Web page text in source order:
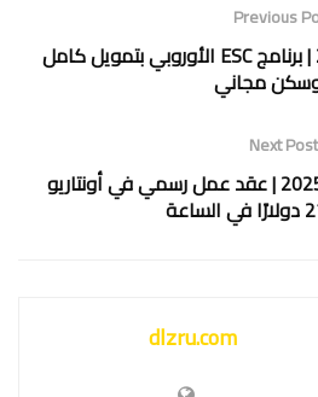
Previous
تطوع في النمسا 2025 | برنامج ESC الأوروبي بتمويل كامل
مجاني
Next Post
وظيفة لحّام في كندا 2025 | عقد عمل رسمي في أونتاريو
dlzru.com